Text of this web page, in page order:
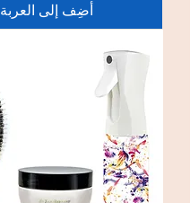
أضِف إلى العربة